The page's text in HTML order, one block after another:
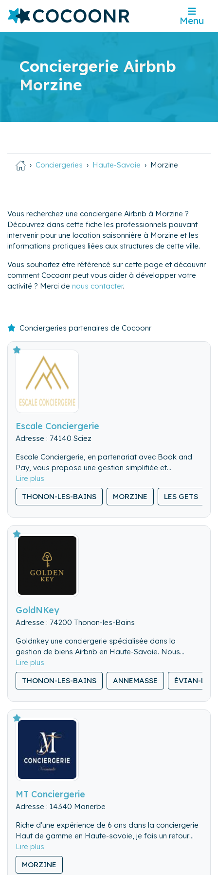
Menu
Conciergerie Airbnb
Morzine
Conciergeries Haute-Savoie Morzine
Vous recherchez une conciergerie Airbnb à Morzine ?
Découvrez dans cette fiche les professionnels pouvant
intervenir pour une location saisonnière à Morzine et les
informations pratiques liées aux structures de cette ville.
Vous souhaitez être référencé sur cette page et découvrir
comment Cocoonr peut vous aider à développer votre
activité ? Merci de nous contacter.
Conciergeries partenaires de Cocoonr
Escale Conciergerie
Adresse : 74140 Sciez
Escale Conciergerie, en partenariat avec Book and
Pay, vous propose une gestion simplifiée et
optimisée de votre location saisonnière pour 15 %
des revenus locatifs. Nous prenons en charge :
• L’accueil et le départ des voyageurs pour une
adaptées à votre logement.
• Le ménage et la blanchisserie, garantissant
propreté et confort.
• Un service de maintenance et de dépannage 7j/7
pour une tranquillité totale.
Confiez-nous votre bien, nous nous occupons du
reste !
THONON-LES-BAINS MORZINE LES GETS
GoldNKey
Adresse : 74200 Thonon-les-Bains
Goldnkey une conciergerie spécialisée dans la
gestion de biens Airbnb en Haute-Savoie. Nous
proposons un service clé en main : création
d’annonce, gestion des réservations, ménage
professionnel et accueil des voyageurs. Offrez à vos
THONON-LES-BAINS ANNEMASSE ÉVIAN-
MT Conciergerie
Adresse : 14340 Manerbe
Riche d'une expérience de 6 ans dans la conciergerie
Haut de gamme en Haute-savoie, je fais un retour
aux sources pour vous proposer mon savoir faire.
MORZINE